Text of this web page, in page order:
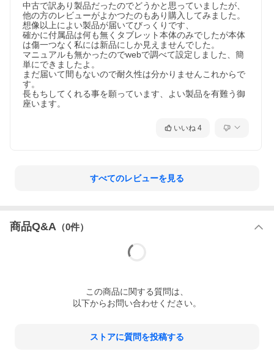
中古で訳あり製品だったのでどうかと思っていましたが、
他の方のレビューがよかつたのもあり購入してみました。
想像以上によい製品が届いてびっくりです、
確かに付属品は何も無くタブレット本体のみでしたが本体
は傷一つなく私には新品にしか見えませんでした。
マニュアルも無かったのでwebで調べて設定しました、簡
単にできましたよ。
まだ届いて間もないので耐久性は分かりませんこれからで
す。
長もちしてくれる事を願っています、よい製品を有難う御
座います。
いいね 4
すべてのレビューを見る
商品Q&A （0件）
この商品に関する質問は、
以下からお問い合わせください。
ストアに質問を投稿する